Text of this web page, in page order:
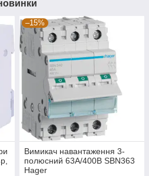
–15%
Вимикач навантаження 3-
полюсний 63А/400В SBN363
Hager